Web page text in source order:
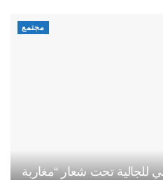
مجتمع
للجالية تحت شعار “مغاربة